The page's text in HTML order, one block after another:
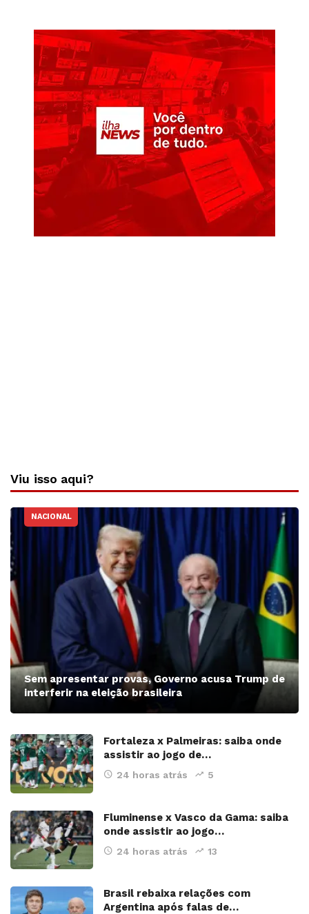
Viu isso aqui?
NACIONAL
Sem apresentar provas, Governo acusa Trump de
interferir na eleição brasileira
Fortaleza x Palmeiras: saiba onde
assistir ao jogo de…
24 horas atrás 5
Fluminense x Vasco da Gama: saiba
onde assistir ao jogo…
24 horas atrás 13
Brasil rebaixa relações com
Argentina após falas de…